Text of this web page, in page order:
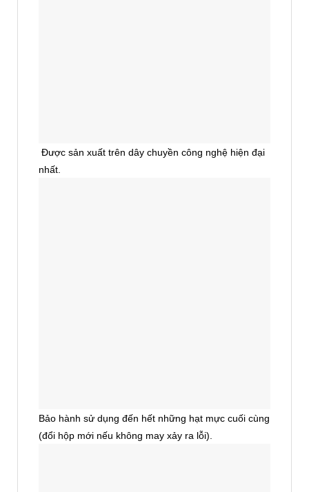
Được sản xuất trên dây chuyền công nghệ hiện đại
nhất.
Bảo hành sử dụng đến hết những hạt mực cuối cùng
(đổi hộp mới nếu không may xảy ra lỗi).